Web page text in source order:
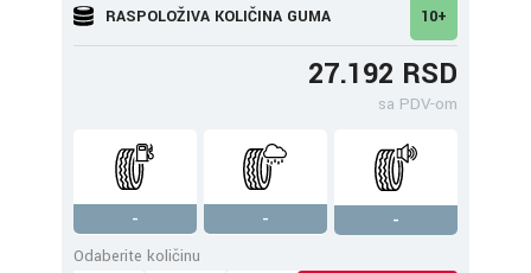
RASPOLOŽIVA KOLIČINA GUMA 10+
27.192 RSD
sa PDV-om
- -
-
Odaberite količinu